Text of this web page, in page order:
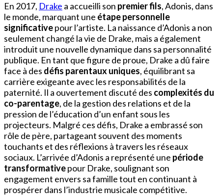
En 2017, Drake a accueilli son premier fils, Adonis, dans
le monde, marquant une étape personnelle
significativepour l’artiste. La naissance d’Adonis a non
seulement changé la vie de Drake, mais a également
introduit une nouvelle dynamique dans sa personnalité
publique. En tant que figure de proue, Drake a dû faire
face à des défis parentaux uniques, équilibrant sa
carrière exigeante avec les responsabilités de la
paternité. Il a ouvertement discuté des complexités du
co-parentage, de la gestion des relations et de la
pression de l’éducation d’un enfant sous les
projecteurs. Malgré ces défis, Drake a embrassé son
rôle de père, partageant souvent des moments
touchants et des réflexions à travers les réseaux
sociaux. L’arrivée d’Adonis a représenté une période
transformativepour Drake, soulignant son
engagement envers sa famille tout en continuant à
prospérer dans l’industrie musicale compétitive.